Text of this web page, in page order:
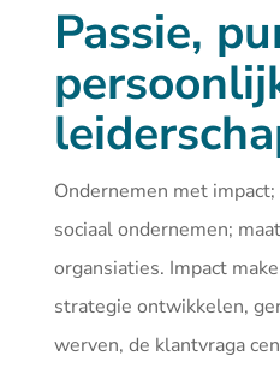
Passie,
Ondernemen met
sociaal ondernemen;
organsiaties. Impact
strategie ontwikkelen,
werven, de klantvraga